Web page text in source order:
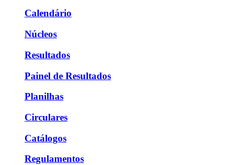
Calendário
Núcleos
Resultados
Painel de Resultados
Planilhas
Circulares
Catálogos
Regulamentos